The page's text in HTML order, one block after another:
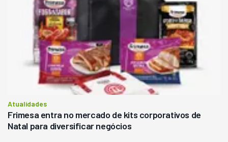
Atualidades
Frimesa entra no mercado de kits corporativos de
Natal para diversificar negócios